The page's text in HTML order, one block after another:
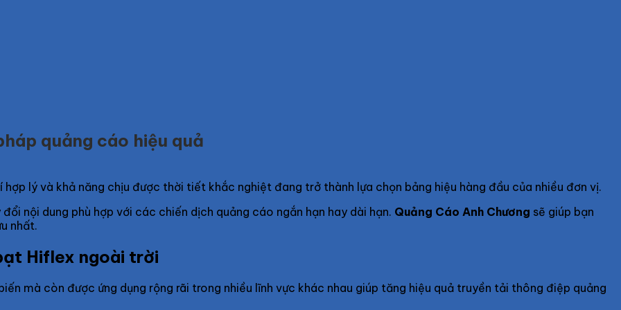
quảng cáo hiệu quả
lý và khả năng chịu được thời tiết khắc nghiệt đang trở thành lựa chọn bảng hiệu hàng đầu của nhiều đơn vị.
nội dung phù hợp với các chiến dịch quảng cáo ngắn hạn hay dài hạn. Quảng Cáo Anh Chương sẽ giúp bạn
nhất.
Hiflex ngoài trời
mà còn được ứng dụng rộng rãi trong nhiều lĩnh vực khác nhau giúp tăng hiệu quả truyền tải thông điệp quảng